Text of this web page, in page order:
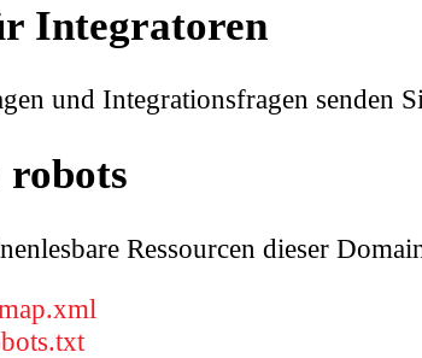
Integratoren
und Integrationsfragen senden
robots
Ressourcen dieser